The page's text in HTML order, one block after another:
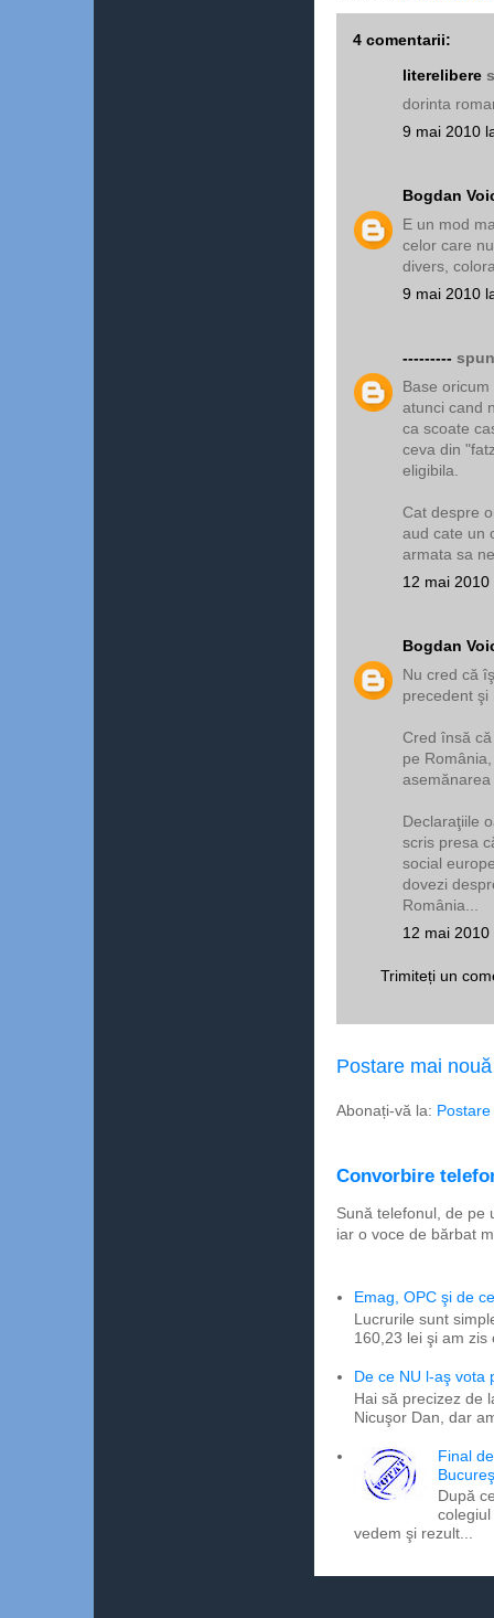
4 comentarii:
literelibere
dorinta
9 mai 2010
Bogdan
E un mod
celor care
divers,
9 mai 2010
---------
Base
atunci cand
ca scoate
ceva din
eligibila.
Cat despre
aud cate un
armata sa
12 mai 2010
Bogdan
Nu cred că
precedent şi
Cred însă
pe
asemănarea
Declaraţiile
scris presa
social
dovezi
România...
12 mai 2010
Trimiteți un
Postare mai nouă
Abonați-vă la:
Convorbire
Sună telefonul, de pe
iar o voce de bărbat
Emag, OPC şi de
Lucrurile sunt
160,23 lei şi am
De ce NU l-aş vota
Hai să precizez de
Nicuşor Dan, dar
Final
După
vedem şi rezult...